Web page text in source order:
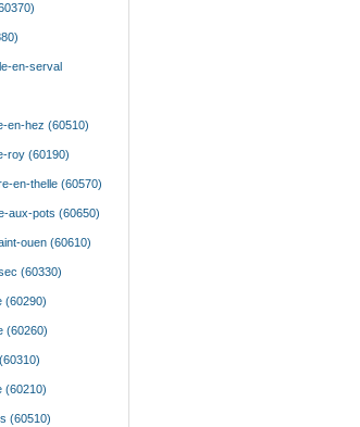
en-serval
en-hez (60510)
roy (60190)
en-thelle (60570)
aux-pots (60650)
ouen (60610)
(60330)
(60290)
(60260)
(60210)
(60510)